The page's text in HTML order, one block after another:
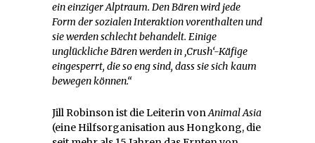
ein einziger Alptraum. Den Bären wird jede
Form der sozialen Interaktion vorenthalten und
sie werden schlecht behandelt. Einige
unglückliche Bären werden in ‚Crush‘-Käfige
eingesperrt, die so eng sind, dass sie sich kaum
bewegen können.“
Jill Robinson ist die Leiterin vonAnimal Asia
(eine Hilfsorganisation aus Hongkong, die